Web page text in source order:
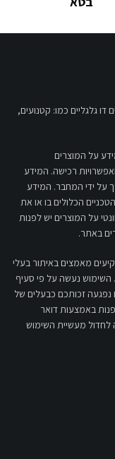
גלגליים כמו: קטנועים,
על המוצרים
רכישה. המידע
על ידי המחבר. המידע
הכלולים בו או את
על המוצרים יש לפנות
באתר.
מאמצים באיתור בעלי
השימוש נעשה על פי סעיף
- 2007, אם לדעתכם נפגעה זכותכם כבעלים של
באמצעות דואר
מעשיית השימוש